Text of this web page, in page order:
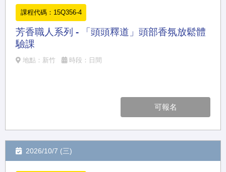
課程代碼：15Q356-4
芳香職人系列 - 「頭頭釋道」頭部香氛放鬆體
驗課
地點：新竹 時段：日間
可報名
2026/10/7 (三)